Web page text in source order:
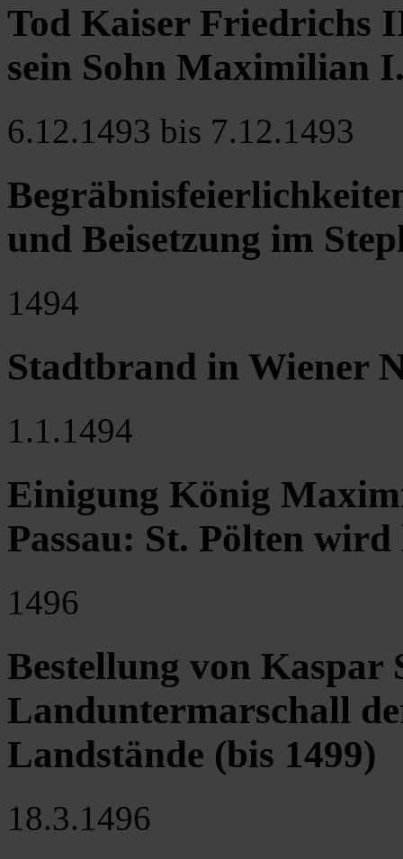
Tod Kaiser Friedrichs
sein Sohn Maximilian
6.12.1493 bis 7.12.1493
und Beisetzung im
1494
Stadtbrand in Wiener
1.1.1494
Einigung König
Passau: St. Pölten
1496
Bestellung von Kaspar
Landuntermarschall
Landstände (bis 1499)
18.3.1496